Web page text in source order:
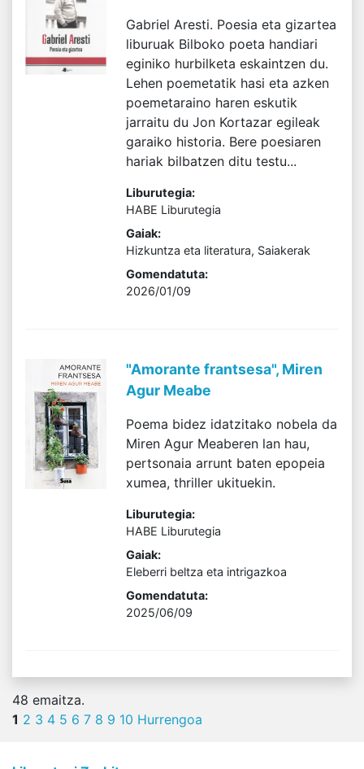
Gabriel Aresti. Poesia eta gizartea
liburuak Bilboko poeta handiari
eginiko hurbilketa eskaintzen du.
Lehen poemetatik hasi eta azken
poemetaraino haren eskutik
jarraitu du Jon Kortazar egileak
garaiko historia. Bere poesiaren
hariak bilbatzen ditu testu...
Liburutegia:
HABE Liburutegia
Gaiak:
Hizkuntza eta literatura, Saiakerak
Gomendatuta:
2026/01/09
"Amorante frantsesa", Miren
Agur Meabe
Poema bidez idatzitako nobela da
Miren Agur Meaberen lan hau,
pertsonaia arrunt baten epopeia
xumea, thriller ukituekin.
Liburutegia:
HABE Liburutegia
Gaiak:
Eleberri beltza eta intrigazkoa
Gomendatuta:
2025/06/09
48 emaitza.
1 2 3 4 5 6 7 8 9 10 Hurrengoa